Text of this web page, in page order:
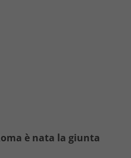
è nata la giunta